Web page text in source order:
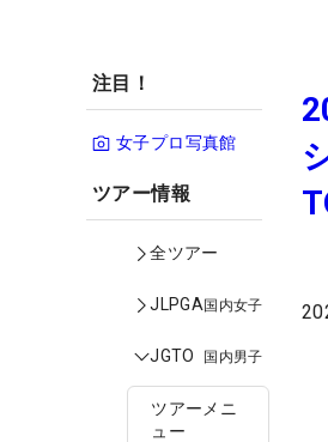
注目！
女子プロ写真館
ツアー情報
全ツアー
JLPGA国内女子
JGTO 国内男子
ツアーメニ
ュー